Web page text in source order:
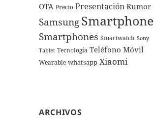
OTA Precio Presentación Rumor
SamsungSmartphone
Smartphones Smartwatch Sony
Tablet Tecnología Teléfono Móvil
Wearable whatsapp Xiaomi
ARCHIVOS